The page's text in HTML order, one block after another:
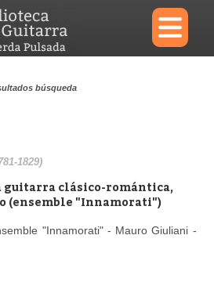
×
búsqueda
1829)
guitarra clásico-romántica,
(ensemble "Innamorati")
"Innamorati" - Mauro Giuliani -